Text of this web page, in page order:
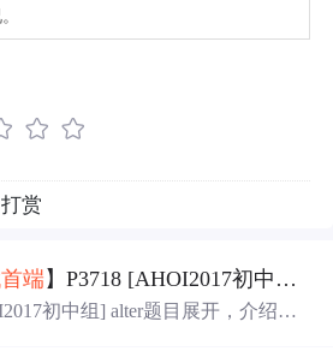
打赏
首端】P3718 [AHOI2017初中组] alter|普及+
初中组] alter题目展开，介绍题